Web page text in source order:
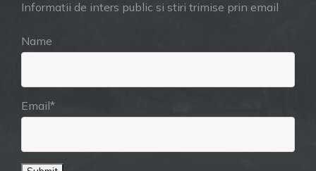
Informatii de inters public si stiri trimise prin email
Name
Email*